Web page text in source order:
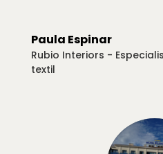
Paula Espinar
Rubio Interiors -
textil